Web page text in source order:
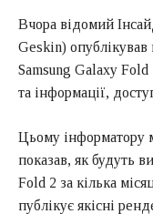
Вчора відомий
Geskin)
Samsung Galaxy Fold
та інформації,
Цьому інформатору
показав, як будуть
Fold 2 за кілька
публікує якісні